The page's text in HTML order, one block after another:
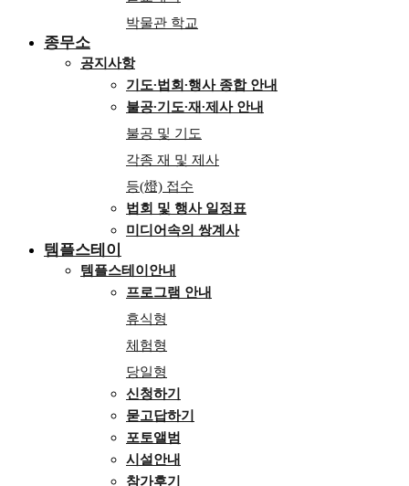
박물관 학교
종무소
공지사항
기도∙법회∙행사 종합 안내
불공∙기도∙재∙제사 안내
불공 및 기도
각종 재 및 제사
등(燈) 접수
법회 및 행사 일정표
미디어속의 쌍계사
템플스테이
템플스테이안내
프로그램 안내
휴식형
체험형
당일형
신청하기
묻고답하기
포토앨범
시설안내
참가후기